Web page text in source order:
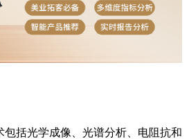
包括光学成像、光谱分析、电阻抗和